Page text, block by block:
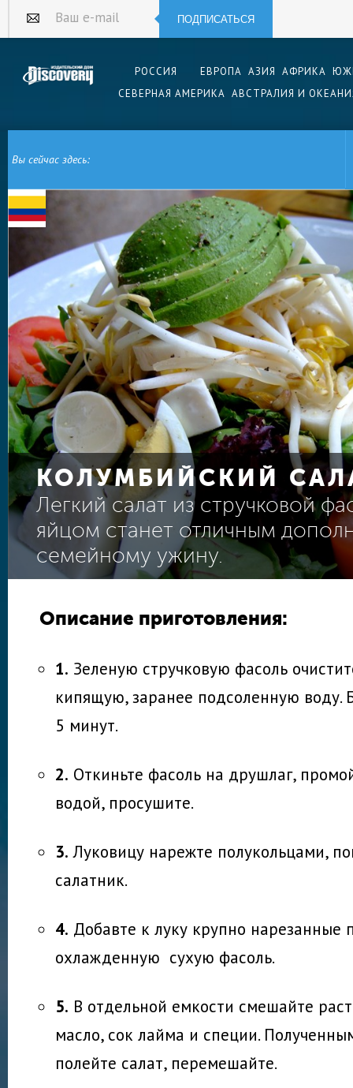
Ваш e-mail ПОДПИСАТЬСЯ
РОССИЯ ЕВРОПА АЗИЯ АФРИКА
СЕВЕРНАЯ АМЕРИКА АВСТРАЛИЯ И
Вы сейчас здесь:
ГЛАВНАЯ ЮЖНАЯ АМЕРИКА КОЛУМБИЯ КОЛУМБИЙСКАЯ КУХНЯ
КОЛУМБИЙСКИЙ
Легкий салат из стручковой
яйцом станет отличным
семейному ужину.
Описание приготовления:
1. Зеленую стручковую фасоль
кипящую, заранее подсоленную воду.
5 минут.
2. Откиньте фасоль на друшлаг,
водой, просушите.
3. Луковицу нарежте полукольцами,
салатник.
4. Добавте к луку крупно нарезанные
охлажденную сухую фасоль.
5. В отдельной емкости смешайте
масло, сок лайма и специи.
полейте салат, перемешайте.